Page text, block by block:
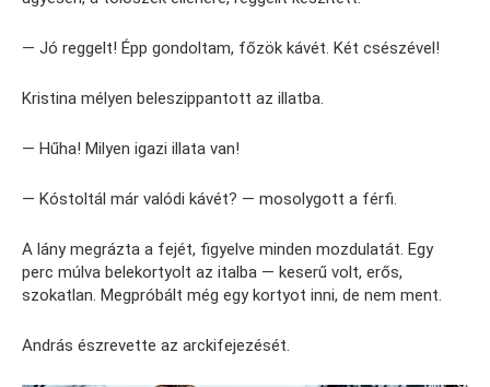
— Jó reggelt! Épp gondoltam, főzök kávét. Két csészével!
Kristina mélyen beleszippantott az illatba.
— Hűha! Milyen igazi illata van!
— Kóstoltál már valódi kávét? — mosolygott a férfi.
A lány megrázta a fejét, figyelve minden mozdulatát. Egy
perc múlva belekortyolt az italba — keserű volt, erős,
szokatlan. Megpróbált még egy kortyot inni, de nem ment.
András észrevette az arckifejezését.